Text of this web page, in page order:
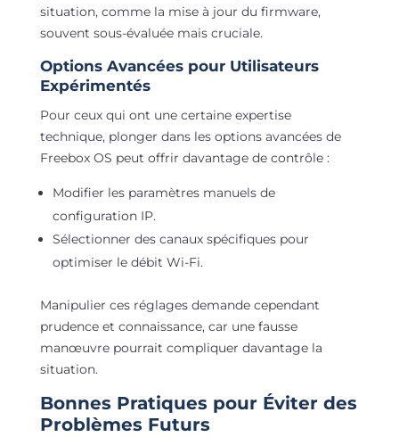
situation, comme la mise à jour du firmware,
souvent sous-évaluée mais cruciale.
Options Avancées pour Utilisateurs
Expérimentés
Pour ceux qui ont une certaine expertise
technique, plonger dans les options avancées de
Freebox OS peut offrir davantage de contrôle :
Modifier les paramètres manuels de
configuration IP.
Sélectionner des canaux spécifiques pour
optimiser le débit Wi-Fi.
Manipulier ces réglages demande cependant
prudence et connaissance, car une fausse
manœuvre pourrait compliquer davantage la
situation.
Bonnes Pratiques pour Éviter des
Problèmes Futurs